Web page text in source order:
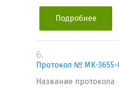
Подробнее
6.
Протокол № MK-3655-
Название протокола